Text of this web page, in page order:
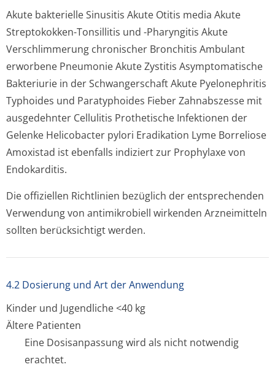
Akute bakterielle Sinusitis Akute Otitis media Akute
Streptokokken-Tonsillitis und -Pharyngitis Akute
Verschlimmerung chronischer Bronchitis Ambulant
erworbene Pneumonie Akute Zystitis Asymptomatische
Bakteriurie in der Schwangerschaft Akute Pyelonephritis
Typhoides und Paratyphoides Fieber Zahnabszesse mit
ausgedehnter Cellulitis Prothetische Infektionen der
Gelenke Helicobacter pylori Eradikation Lyme Borreliose
Amoxistad ist ebenfalls indiziert zur Prophylaxe von
Endokarditis.
Die offiziellen Richtlinien bezüglich der entsprechenden
Verwendung von antimikrobiell wirkenden Arzneimitteln
sollten berücksichtigt werden.
4.2 Dosierung und Art der Anwendung
Kinder und Jugendliche <40 kg
Ältere Patienten
Eine Dosisanpassung wird als nicht notwendig
erachtet.